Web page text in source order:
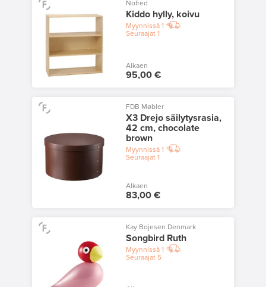
Nofred
Kiddo hylly, koivu
Myynnissä1
Seuraajat1
Alkaen
95,00 €
FDB Møbler
X3 Drejo säilytysrasia,
42 cm, chocolate
brown
Myynnissä1
Seuraajat 1
Alkaen
83,00 €
Kay Bojesen Denmark
Songbird Ruth
Myynnissä1
Seuraajat 5